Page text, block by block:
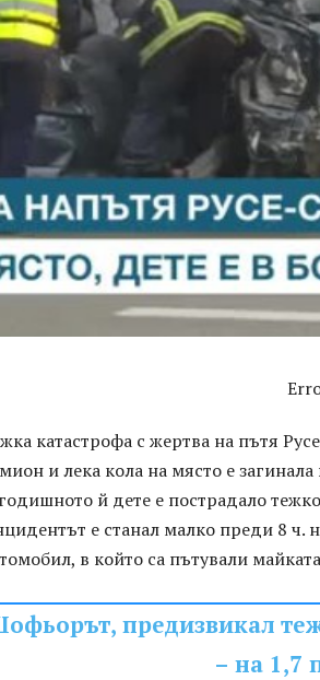
катастрофа с жертва на пътя
и лека кола на място е
й дете е пострадало
е станал малко преди 8 ч.
в който са пътували
предизвикал
– на 1,7